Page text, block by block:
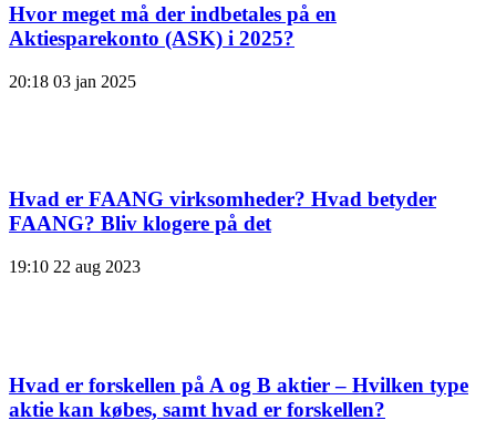
Hvor meget må der indbetales på en
Aktiesparekonto (ASK) i 2025?
20:18 03 jan 2025
Hvad er FAANG virksomheder? Hvad betyder
FAANG? Bliv klogere på det
19:10 22 aug 2023
Hvad er forskellen på A og B aktier – Hvilken type
aktie kan købes, samt hvad er forskellen?